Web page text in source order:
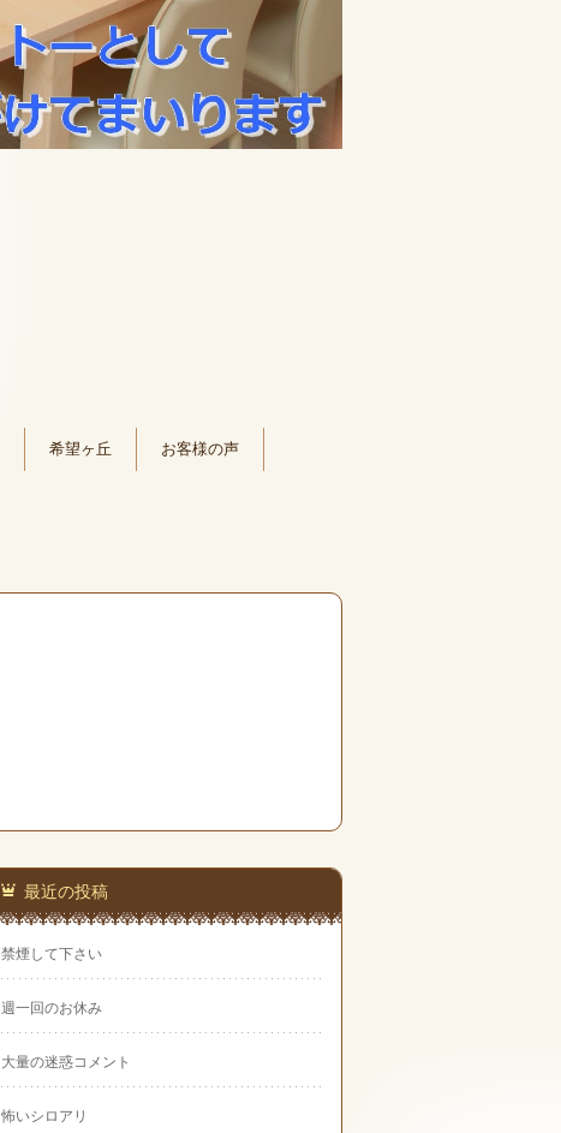
希望ヶ丘 お客様の声
最近の投稿
禁煙して下さい
週一回のお休み
大量の迷惑コメント
怖いシロアリ